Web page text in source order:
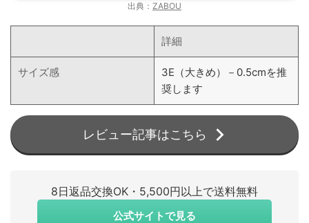
出典： ZABOU
詳細
サイズ感
3E（大きめ）－0.5cmを推
奨します
レビュー記事はこちら
8日返品交換OK・5,500円以上で送料無料
公式サイトで見る